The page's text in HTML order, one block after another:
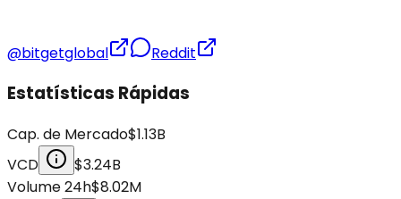
@bitgetglobal Reddit
Estatísticas Rápidas
Cap. de Mercado$1.13B
VCD
$3.24B
Volume 24h$8.02M